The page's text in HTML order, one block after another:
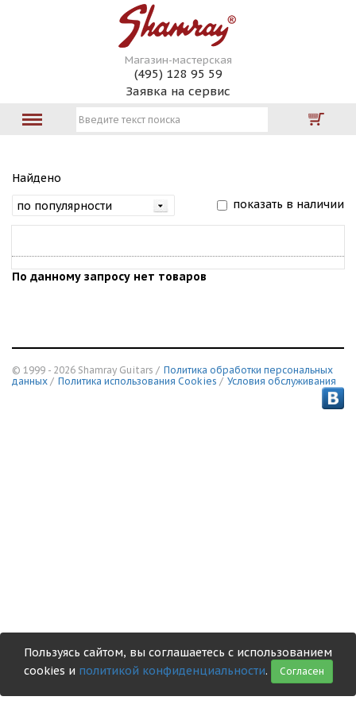
Магазин-мастерская
(495) 128 95 59
Заявка на сервис
Найдено
показать в наличии
По данному запросу нет товаров
© 1999 - 2026 Shamray Guitars / Политика обработки персональных
данных / Политика использования Сookies / Условия обслуживания
Пользуясь сайтом, вы соглашаетесь с использованием
cookies и политикой конфиденциальности. Согласен